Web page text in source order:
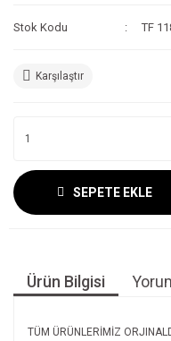
Stok Kodu TF
Karşılaştır
SEPETE EKLE
Ürün Bilgisi
TÜM ÜRÜNLERİMİZ